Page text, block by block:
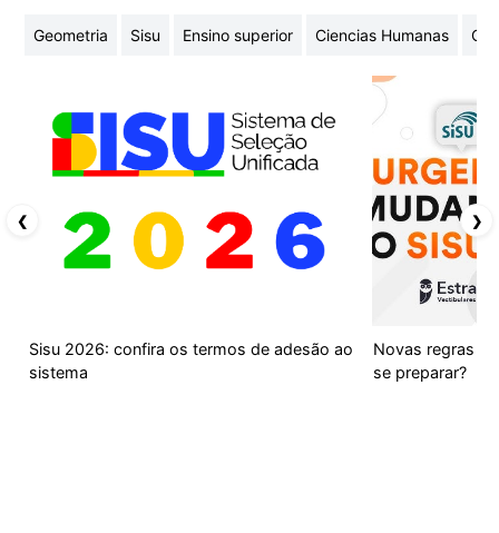
Geometria Sisu Ensino superior Ciencias Humanas
Sisu 2026: confira os termos de adesão ao
sistema
Novas regras
se preparar?
❮ ❯